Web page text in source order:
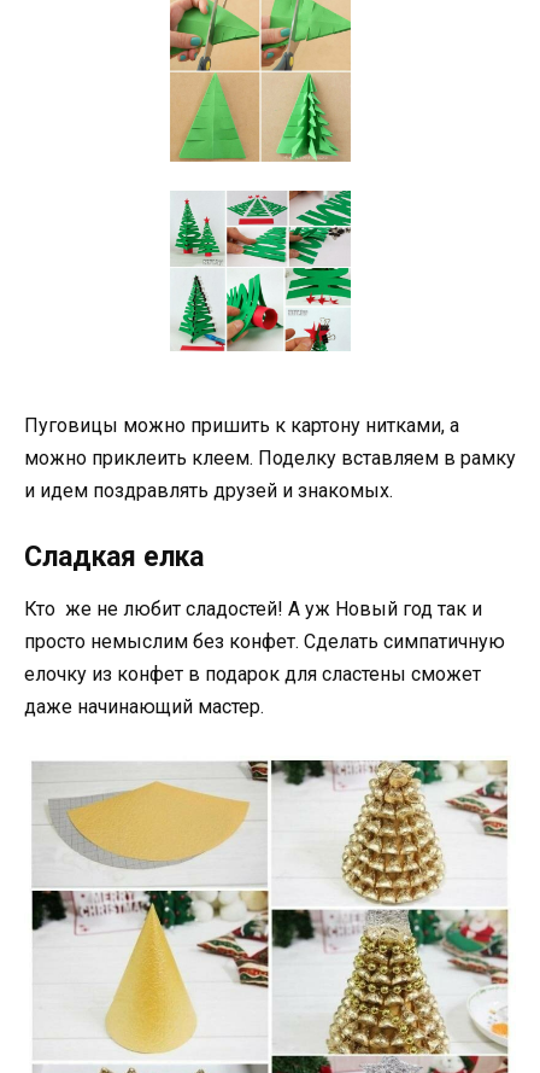
Пуговицы можно пришить к картону нитками, а
можно приклеить клеем. Поделку вставляем в рамку
и идем поздравлять друзей и знакомых.
Сладкая елка
Кто же не любит сладостей! А уж Новый год так и
просто немыслим без конфет. Сделать симпатичную
елочку из конфет в подарок для сластены сможет
даже начинающий мастер.